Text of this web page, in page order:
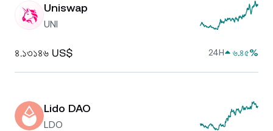
Uniswap
UNI
৪.১৩১৪৬ US$ 24H ৬.৪৫%
Lido DAO
LDO